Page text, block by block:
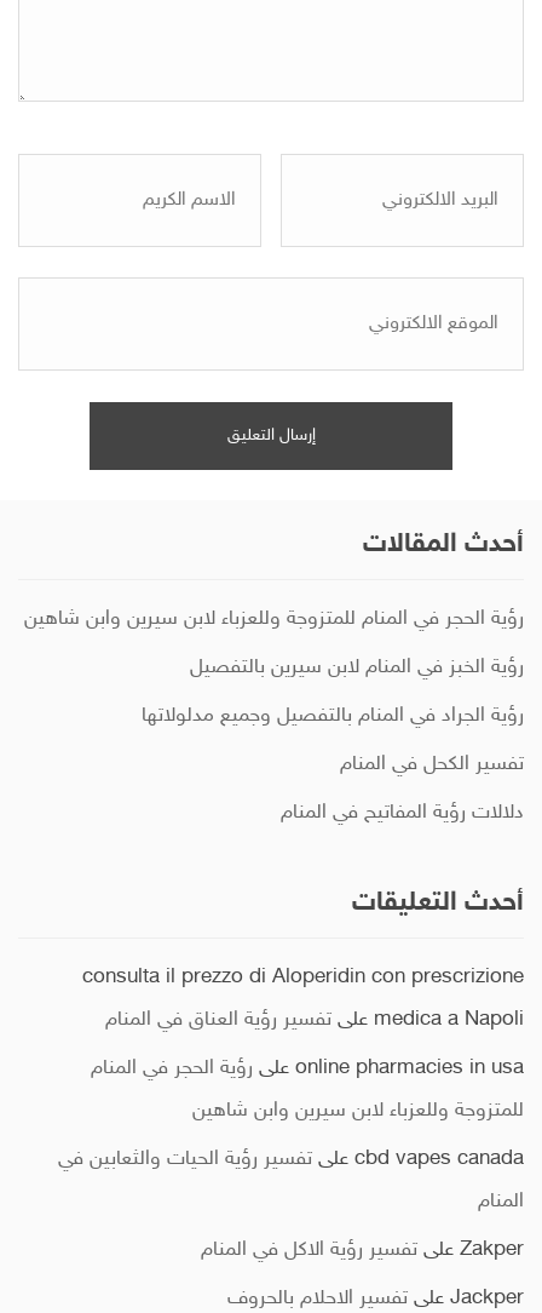
أحدث المقالات
رؤية الحجر في المنام للمتزوجة وللعزباء لابن سيرين وابن شاهين
رؤية الخبز في المنام لابن سيرين بالتفصيل
رؤية الجراد في المنام بالتفصيل وجميع مدلولاتها
تفسير الكحل في المنام
دلالات رؤية المفاتيح في المنام
أحدث التعليقات
consulta il prezzo di Aloperidin con prescrizione
medica a Napoli على تفسير رؤية العناق في المنام
online pharmacies in usa على رؤية الحجر في المنام
للمتزوجة وللعزباء لابن سيرين وابن شاهين
cbd vapes canada على تفسير رؤية الحيات والثعابين في
المنام
Zakper على تفسير رؤية الاكل في المنام
Jackper على تفسير الاحلام بالحروف